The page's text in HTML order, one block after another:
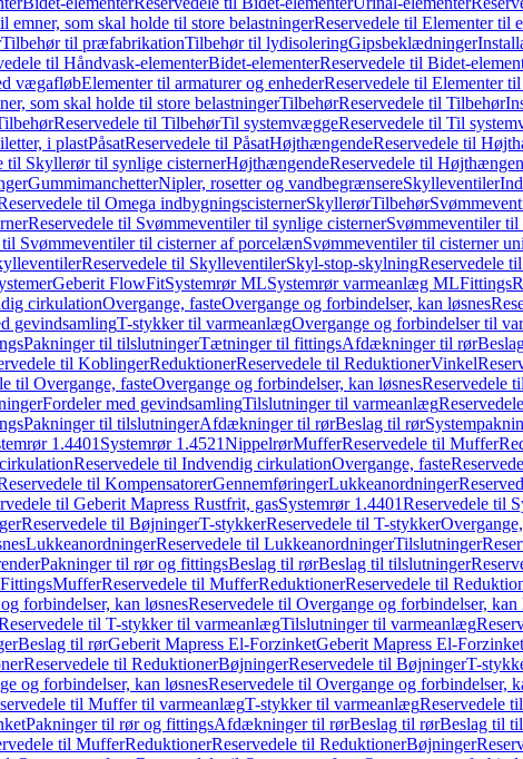
emner, som skal holde til store belastningerReservedele til Elementer til
Tilbehør til præfabrikationTilbehør til lydisoleringGipsbeklædninger
til Håndvask-elementerBidet-elementerReservedele til Bidet-
vægafløbElementer til armaturer og enhederReservedele til Elementer
som skal holde til store belastningerTilbehørReservedele til Tilbehør
Reservedele til TilbehørTil systemvæggeReservedele til Til
i plastPåsatReservedele til PåsatHøjthængendeReservedele til
til Skyllerør til synlige cisternerHøjthængendeReservedele til
GummimanchetterNipler, rosetter og vandbegrænsereSkylleventiler
til Omega indbygningscisternerSkyllerørTilbehør
Reservedele til Svømmeventiler til synlige cisternerSvømmeventiler
til Svømmeventiler til cisterner af porcelænSvømmeventiler til cisterner
Reservedele til SkylleventilerSkyl-stop-skylningReservedele
Geberit FlowFitSystemrør MLSystemrør varmeanlæg MLFittings
cirkulationOvergange, fasteOvergange og forbindelser, kan løsnes
gevindsamlingT-stykker til varmeanlægOvergange og forbindelser til
Pakninger til tilslutningerTætninger til fittingsAfdækninger til rør
til KoblingerReduktionerReservedele til ReduktionerVinkel
til Overgange, fasteOvergange og forbindelser, kan løsnesReservedele
Fordeler med gevindsamlingTilslutninger til varmeanlæg
Pakninger til tilslutningerAfdækninger til rørBeslag til rør
1.4401 Systemrør 1.4521NippelrørMufferReservedele til Muffer
Reservedele til Indvendig cirkulationOvergange, faste
til KompensatorerGennemføringerLukkeanordninger
til Geberit Mapress Rustfrit, gasSystemrør 1.4401Reservedele til
Reservedele til BøjningerT-stykkerReservedele til T-stykker
LukkeanordningerReservedele til LukkeanordningerTilslutninger
Pakninger til rør og fittingsBeslag til rørBeslag til tilslutninger
MufferReservedele til MufferReduktionerReservedele til
forbindelser, kan løsnesReservedele til Overgange og forbindelser, kan
til T-stykker til varmeanlægTilslutninger til varmeanlæg
Beslag til rørGeberit Mapress El-ForzinketGeberit Mapress El-Forzinket
Reservedele til ReduktionerBøjningerReservedele til BøjningerT-
og forbindelser, kan løsnesReservedele til Overgange og forbindelser,
til Muffer til varmeanlægT-stykker til varmeanlægReservedele
Pakninger til rør og fittingsAfdækninger til rørBeslag til rørBeslag til
til MufferReduktionerReservedele til ReduktionerBøjninger